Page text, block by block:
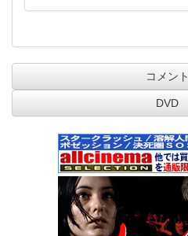
コメント
DVD